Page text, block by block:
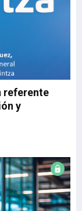
referente
y